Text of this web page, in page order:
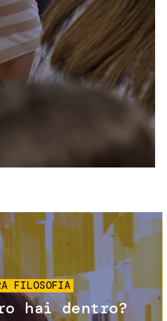
Immagine
FILOSOFIA
hai dentro?